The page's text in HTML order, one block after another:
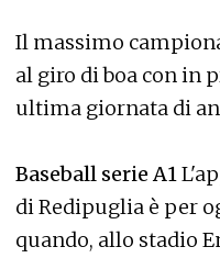
Il massimo
al giro di boa con in
ultima giornata di
Baseball serie A1
di Redipuglia è per
quando, allo stadio